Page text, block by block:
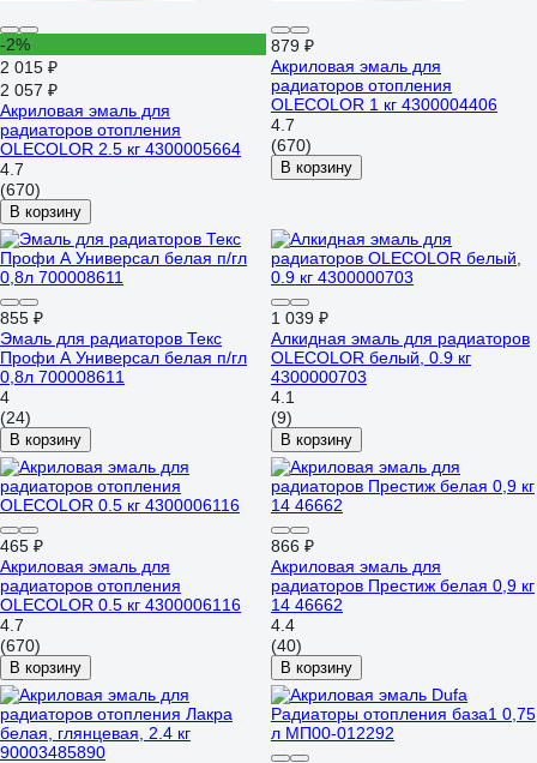
-2%
2 015 ₽
2 057 ₽
Акриловая эмаль для
радиаторов отопления
OLECOLOR 2.5 кг 4300005664
4.7
(670)
В корзину
879 ₽
Акриловая эмаль для
радиаторов отопления
OLECOLOR 1 кг 4300004406
4.7
(670)
В корзину
855 ₽
Эмаль для радиаторов Текс
Профи А Универсал белая п/гл
0,8л 700008611
4
(24)
В корзину
1 039 ₽
Алкидная эмаль для радиаторов
OLECOLOR белый, 0.9 кг
4300000703
4.1
(9)
В корзину
465 ₽
Акриловая эмаль для
радиаторов отопления
OLECOLOR 0.5 кг 4300006116
4.7
(670)
В корзину
866 ₽
Акриловая эмаль для
радиаторов Престиж белая 0,9 кг
14 46662
4.4
(40)
В корзину